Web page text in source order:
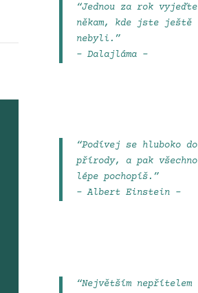
“Jednou za rok vyjeďte
někam, kde jste ještě
nebyli.”
– Dalajláma –
“Podívej se hluboko do
přírody, a pak všechno
lépe pochopíš.”
– Albert Einstein –
“Největším nepřítelem